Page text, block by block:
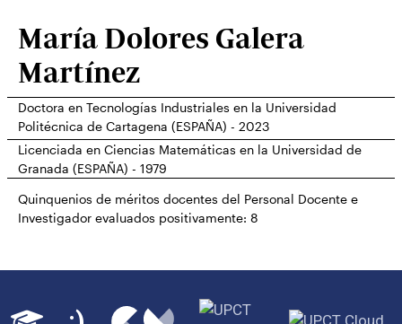
María Dolores Galera
Martínez
Doctora en Tecnologías Industriales en la Universidad
Politécnica de Cartagena (ESPAÑA) - 2023
Licenciada en Ciencias Matemáticas en la Universidad de
Granada (ESPAÑA) - 1979
Quinquenios de méritos docentes del Personal Docente e
Investigador evaluados positivamente: 8